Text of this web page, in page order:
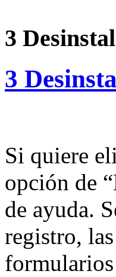
3
3
Si quiere
opción de
de ayuda.
registro,